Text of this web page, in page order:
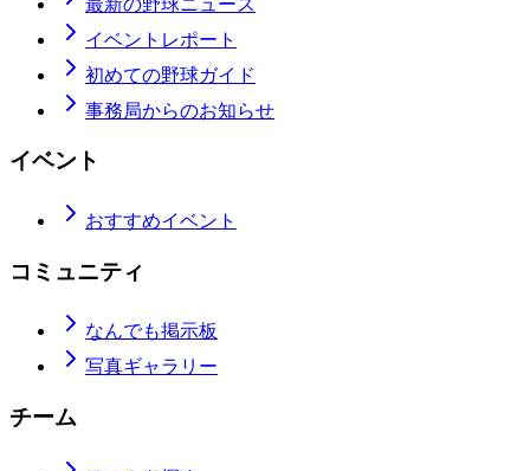
イベントレポート
初めての野球ガイド
事務局からのお知らせ
イベント
おすすめイベント
コミュニティ
なんでも掲示板
写真ギャラリー
チーム